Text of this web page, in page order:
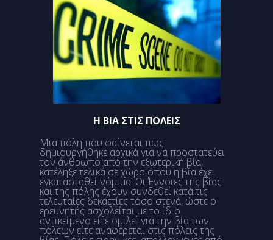
Η ΒΙΑ ΣΤΙΣ ΠΟΛΕΙΣ
Μια πόλη που φαίνεται πως
δημιουργήθηκε αρχικά για να προστατεύει
τον άνθρωπο από την εξωτερική βία,
κατέληξε τελικά σε χώρο όπου η βία έχει
εγκατασταθεί νόμιμα. Οι Έννοιες της βίας
και της πόλης έχουν συνδεθεί κατά τις
τελευταίες δεκαετίες τόσο στενά, ώστε ο
ερευνητής ασχολείται με το ίδιο
αντικείμενο είτε ομιλεί για την βία των
πόλεων είτε αναφέρεται στις πόλεις της